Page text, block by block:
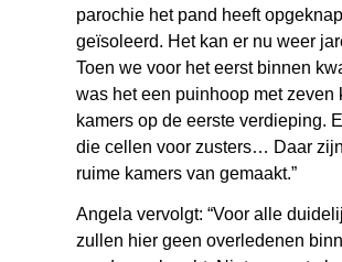
parochie het pand heeft
geïsoleerd. Het kan er nu weer
Toen we voor het eerst binnen
was het een puinhoop met zeven
kamers op de eerste verdieping.
die cellen voor zusters… Daar
ruime kamers van gemaakt.”
Angela vervolgt: “Voor alle
zullen hier geen overledenen